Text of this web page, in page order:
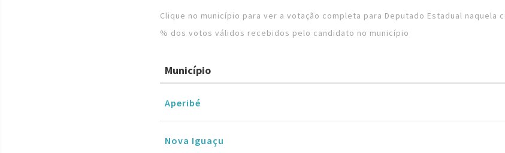
Clique no município para ver a votação completa para Deputado Estadual naquela
% dos votos válidos recebidos pelo candidato no município
Município
Aperibé
Nova Iguaçu